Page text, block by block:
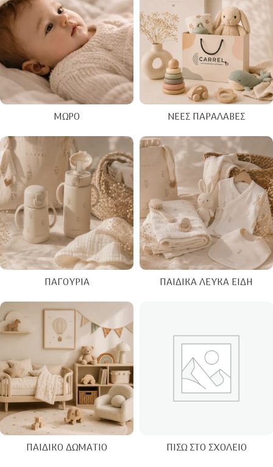
ΜΩΡΌ ΝΈΕΣ ΠΑΡΑΛΑΒΈΣ
ΠΑΓΟΎΡΙΑ ΠΑΙΔΙΚΆ ΛΕΥΚΆ ΕΊΔΗ
ΠΑΙΔΙΚΌ ΔΩΜΆΤΙΟ ΠΊΣΩ ΣΤΟ ΣΧΟΛΕΊΟ